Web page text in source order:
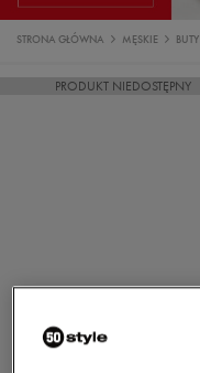
STRONA GŁÓWNA MĘSKIE BUTY
PRODUKT NIEDOSTĘPNY